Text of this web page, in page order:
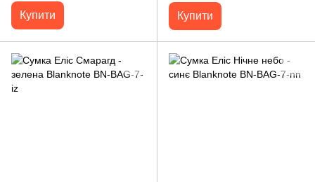
Купити Купити